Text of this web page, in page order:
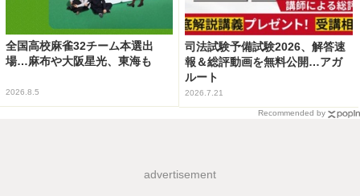
全国高校麻雀32チーム本選出
場…麻布や大阪星光、東海も
2026.8.5
司法試験予備試験2026、解答速
報＆総評動画を無料公開…アガ
ルート
2026.7.21
Recommended by
advertisement